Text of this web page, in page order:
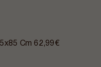
Cm62,99€